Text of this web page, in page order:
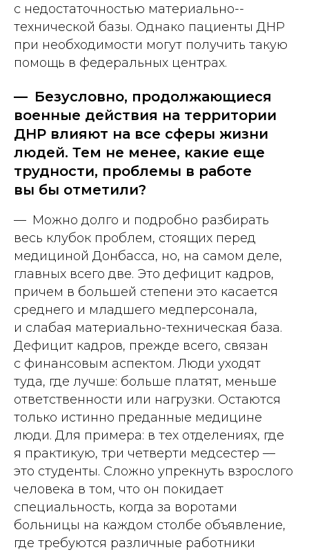
с недостаточностью материально-­
технической базы. Однако пациенты ДНР
при необходимости могут получить такую
помощь в федеральных центрах.
— Безусловно, продолжающиеся
военные действия на территории
ДНР влияют на все сферы жизни
людей. Тем не менее, какие еще
трудности, проблемы в работе
вы бы отметили?
— Можно долго и подробно разбирать
весь клубок проблем, стоящих перед
медициной Донбасса, но, на самом деле,
главных всего две. Это дефицит кадров,
причем в большей степени это касается
среднего и младшего медперсонала,
и слабая материально-­техническая база.
Дефицит кадров, прежде всего, связан
с финансовым аспектом. Люди уходят
туда, где лучше: больше платят, меньше
ответственности или нагрузки. Остаются
только истинно преданные медицине
люди. Для примера: в тех отделениях, где
я практикую, три четверти медсестер —
это студенты. Сложно упрекнуть взрослого
человека в том, что он покидает
специальность, когда за воротами
больницы на каждом столбе объявление,
где требуются различные работники